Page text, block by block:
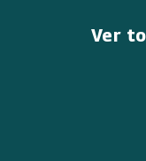
Ver